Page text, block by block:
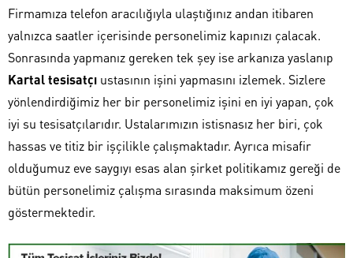
Firmamıza telefon aracılığıyla ulaştığınız andan itibaren
yalnızca saatler içerisinde personelimiz kapınızı çalacak.
Sonrasında yapmanız gereken tek şey ise arkanıza yaslanıp
Kartal tesisatçı ustasının işini yapmasını izlemek. Sizlere
yönlendirdiğimiz her bir personelimiz işini en iyi yapan, çok
iyi su tesisatçılarıdır. Ustalarımızın istisnasız her biri, çok
hassas ve titiz bir işçilikle çalışmaktadır. Ayrıca misafir
olduğumuz eve saygıyı esas alan şirket politikamız gereği de
bütün personelimiz çalışma sırasında maksimum özeni
göstermektedir.